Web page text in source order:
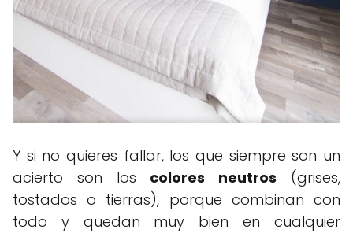
Y si no quieres fallar, los que siempre son un
acierto son los colores neutros (grises,
tostados o tierras), porque combinan con
todo y quedan muy bien en cualquier